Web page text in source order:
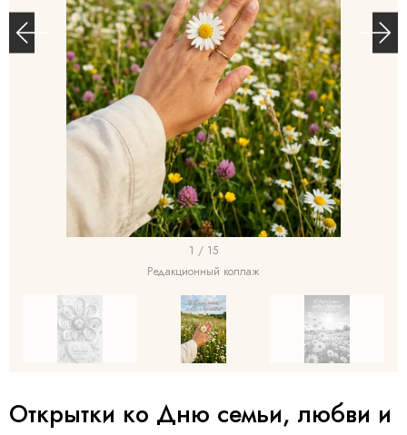
f
1
1 / 15
Редакционный коллаж
t
e
Открытки ко Дню семьи, любви и